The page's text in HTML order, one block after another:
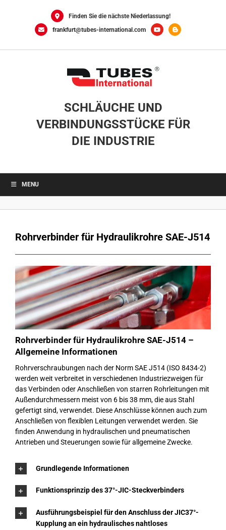
Finden Sie die nächste Niederlassung!
frankfurt@tubes-international.com
SCHLÄUCHE UND
VERBINDUNGSSTÜCKE FÜR
DIE INDUSTRIE
MENU
Rohrverbinder für Hydraulikrohre SAE-J514
Rohrverbinder für Hydraulikrohre SAE-J514 –
Allgemeine Informationen
Rohrverschraubungen nach der Norm SAE J514 (ISO 8434-2)
werden weit verbreitet in verschiedenen Industriezweigen für
das Verbinden oder Anschließen von starren Rohrleitungen mit
Außendurchmessern meist von 6 bis 38 mm, die aus Stahl
gefertigt sind, verwendet. Diese Anschlüsse können auch zum
Anschließen von flexiblen Leitungen verwendet werden. Sie
finden Anwendung in hydraulischen und pneumatischen
Antrieben und Steuerungen sowie für allgemeine Zwecke.
Grundlegende Informationen
Funktionsprinzip des 37°-JIC-Steckverbinders
Ausführungsbeispiel für den Anschluss der JIC37°-
Kupplung an ein hydraulisches nahtloses